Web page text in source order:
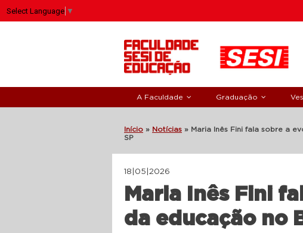
Select Language ▼
A Faculdade Graduação
Início » Notícias » Maria Inês Fini fala sobre a
SP
18|05|2026
Maria Inês Fini
da educação no